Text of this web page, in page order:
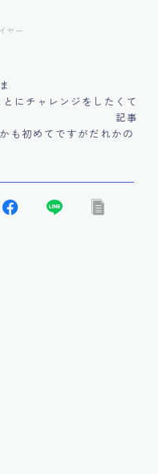
ヤー
ンジをしたくて
ました！ 記事
も初めてですがだれかの